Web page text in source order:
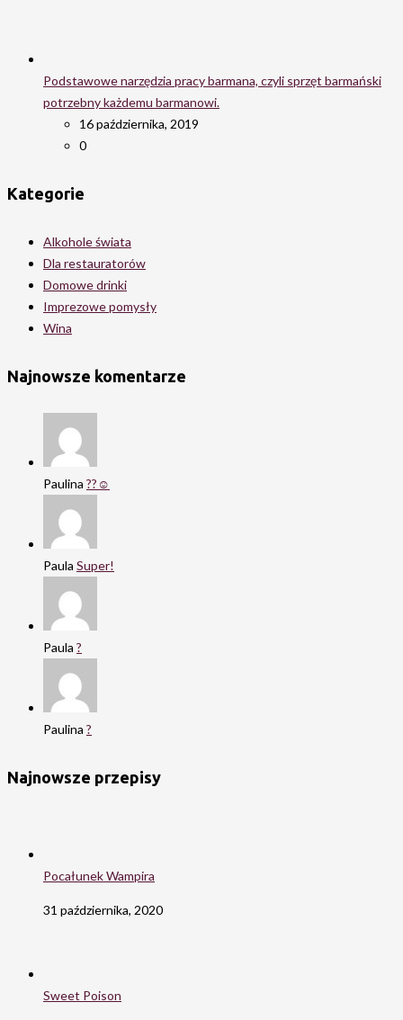
Podstawowe narzędzia pracy barmana, czyli sprzęt barmański
potrzebny każdemu barmanowi.
16 października, 2019
0
Kategorie
Alkohole świata
Dla restauratorów
Domowe drinki
Imprezowe pomysły
Wina
Najnowsze komentarze
Paulina ??☺️
Paula Super!
Paula ?
Paulina ?
Najnowsze przepisy
Pocałunek Wampira
31 października, 2020
Sweet Poison